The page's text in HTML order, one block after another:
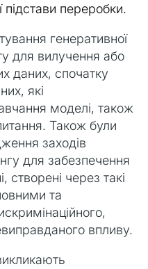
переробки.
генеративної
для вилучення або
даних, спочатку
які
моделі, також
Також були
заходів
для забезпечення
створені через такі
та
впливу.